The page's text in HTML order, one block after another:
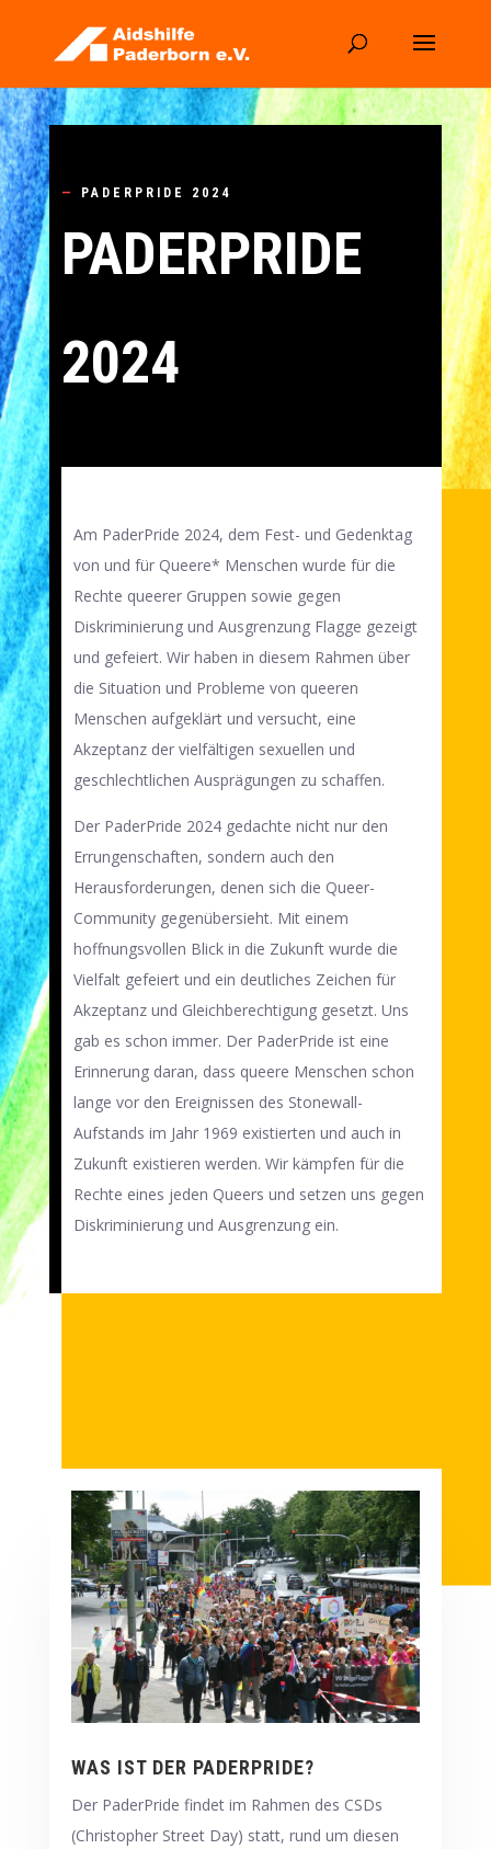
— PADERPRIDE 2024
PADERPRIDE
2024
Am PaderPride 2024, dem Fest- und Gedenktag
von und für Queere* Menschen wurde für die
Rechte queerer Gruppen sowie gegen
Diskriminierung und Ausgrenzung Flagge gezeigt
und gefeiert. Wir haben in diesem Rahmen über
die Situation und Probleme von queeren
Menschen aufgeklärt und versucht, eine
Akzeptanz der vielfältigen sexuellen und
geschlechtlichen Ausprägungen zu schaffen.
Der PaderPride 2024 gedachte nicht nur den
Errungenschaften, sondern auch den
Herausforderungen, denen sich die Queer-
Community gegenübersieht. Mit einem
hoffnungsvollen Blick in die Zukunft wurde die
Vielfalt gefeiert und ein deutliches Zeichen für
Akzeptanz und Gleichberechtigung gesetzt. Uns
gab es schon immer. Der PaderPride ist eine
Erinnerung daran, dass queere Menschen schon
lange vor den Ereignissen des Stonewall-
Aufstands im Jahr 1969 existierten und auch in
Zukunft existieren werden. Wir kämpfen für die
Rechte eines jeden Queers und setzen uns gegen
Diskriminierung und Ausgrenzung ein.
WAS IST DER PADERPRIDE?
Der PaderPride findet im Rahmen des CSDs
(Christopher Street Day) statt, rund um diesen